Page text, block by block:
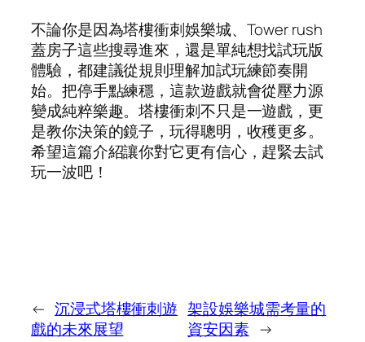
不論你是因為塔樓衝刺娛樂城、Tower rush
蓋房子這些搜尋進來，還是單純想找試玩版
體驗，都建議從規則理解加試玩練節奏開
始。把停手點練穩，這款遊戲就會從壓力源
變成純粹樂趣。塔樓衝刺不只是一遊戲，更
是教你決策的鏡子，玩得聰明，收穫更多。
希望這篇介紹讓你對它更有信心，趕緊去試
玩一波吧！
← 沉浸式塔樓衝刺遊
戲的未來展望
架設娛樂城需考量的
資安因素 →